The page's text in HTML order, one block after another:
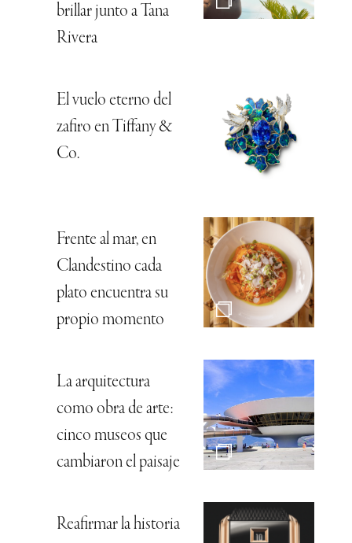
brillar junto a Tana
Rivera
El vuelo eterno del
zafiro en Tiffany &
Co.
Frente al mar, en
Clandestino cada
plato encuentra su
propio momento
La arquitectura
como obra de arte:
cinco museos que
cambiaron el paisaje
Reafirmar la historia